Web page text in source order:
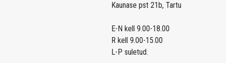
Kaunase pst 21b, Tartu
E-N kell 9.00-18.00
R kell 9.00-15.00
L-P suletud.